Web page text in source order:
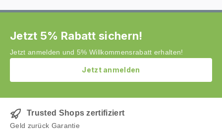
Jetzt 5% Rabatt sichern!
Jetzt anmelden und 5% Willkommensrabatt erhalten!
Jetzt anmelden
Trusted Shops zertifiziert
Geld zurück Garantie